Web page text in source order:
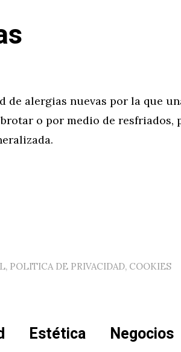
de alergias nuevas por la que
o por medio de resfriados,
POLITICA DE PRIVACIDAD, COOKIES
Estética Negocios